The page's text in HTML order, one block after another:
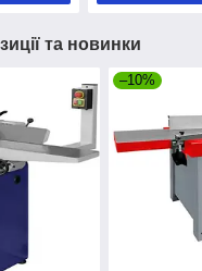
та новинки
–10%